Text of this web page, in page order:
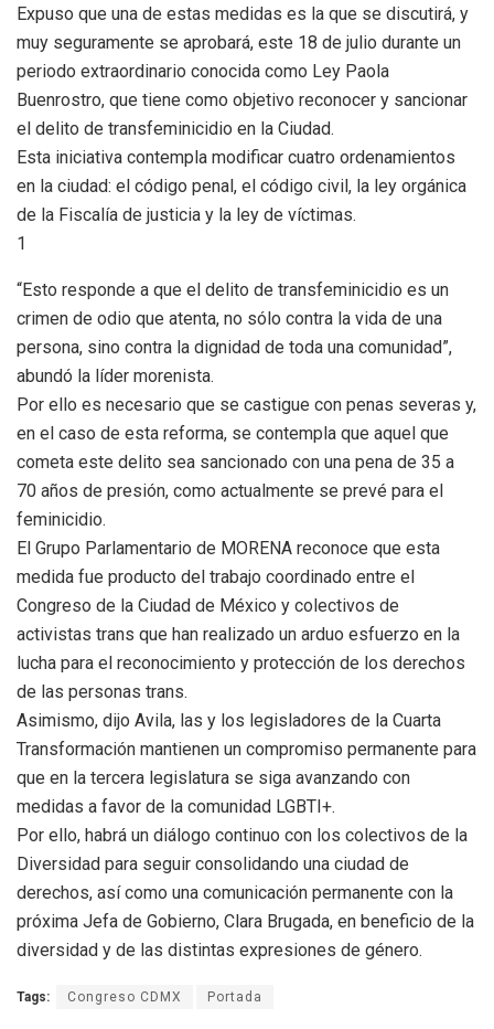
Expuso que una de estas medidas es la que se discutirá, y
muy seguramente se aprobará, este 18 de julio durante un
periodo extraordinario conocida como Ley Paola
Buenrostro, que tiene como objetivo reconocer y sancionar
el delito de transfeminicidio en la Ciudad.
Esta iniciativa contempla modificar cuatro ordenamientos
en la ciudad: el código penal, el código civil, la ley orgánica
de la Fiscalía de justicia y la ley de víctimas.
1
“Esto responde a que el delito de transfeminicidio es un
crimen de odio que atenta, no sólo contra la vida de una
persona, sino contra la dignidad de toda una comunidad”,
abundó la líder morenista.
Por ello es necesario que se castigue con penas severas y,
en el caso de esta reforma, se contempla que aquel que
cometa este delito sea sancionado con una pena de 35 a
70 años de presión, como actualmente se prevé para el
feminicidio.
El Grupo Parlamentario de MORENA reconoce que esta
medida fue producto del trabajo coordinado entre el
Congreso de la Ciudad de México y colectivos de
activistas trans que han realizado un arduo esfuerzo en la
lucha para el reconocimiento y protección de los derechos
de las personas trans.
Asimismo, dijo Avila, las y los legisladores de la Cuarta
Transformación mantienen un compromiso permanente para
que en la tercera legislatura se siga avanzando con
medidas a favor de la comunidad LGBTI+.
Por ello, habrá un diálogo continuo con los colectivos de la
Diversidad para seguir consolidando una ciudad de
derechos, así como una comunicación permanente con la
próxima Jefa de Gobierno, Clara Brugada, en beneficio de la
diversidad y de las distintas expresiones de género.
Tags: Congreso CDMX Portada